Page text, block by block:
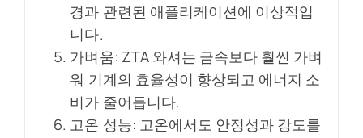
경과 관련된 애플리케이션에 이상적입
니다.
가벼움: ZTA 와셔는 금속보다 훨씬 가벼
워 기계의 효율성이 향상되고 에너지 소
비가 줄어듭니다.
고온 성능: 고온에서도 안정성과 강도를